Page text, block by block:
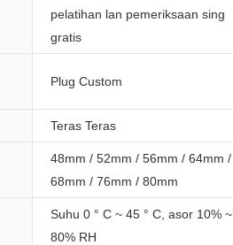
pelatihan lan pemeriksaan sing
gratis
Plug Custom
Teras Teras
48mm / 52mm / 56mm / 64mm /
68mm / 76mm / 80mm
Suhu 0 ° C ~ 45 ° C, asor 10% ~
80% RH